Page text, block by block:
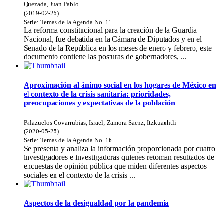
Quezada, Juan Pablo
(2019-02-25)
Serie: Temas de la Agenda No. 11
La reforma constitucional para la creación de la Guardia
Nacional, fue debatida en la Cámara de Diputados y en el
Senado de la República en los meses de enero y febrero, este
documento contiene las posturas de gobernadores, ...
Aproximación al ánimo social en los hogares de México en
el contexto de la crisis sanitaria: prioridades,
preocupaciones y expectativas de la población
Palazuelos Covarrubias, Israel; Zamora Saenz, Itzkuauhtli
(2020-05-25)
Serie: Temas de la Agenda No. 16
Se presenta y analiza la información proporcionada por cuatro
investigadores e investigadoras quienes retoman resultados de
encuestas de opinión pública que miden diferentes aspectos
sociales en el contexto de la crisis ...
Aspectos de la desigualdad por la pandemia